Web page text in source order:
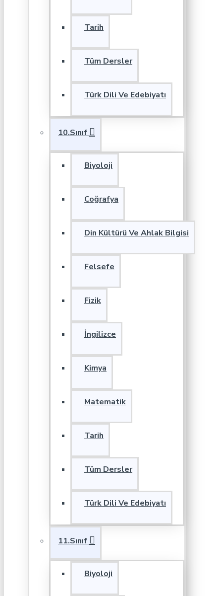
Tarih
Tüm Dersler
Türk Dili Ve Edebiyatı
10.Sınıf
Biyoloji
Coğrafya
Din Kültürü Ve Ahlak Bilgisi
Felsefe
Fizik
İngilizce
Kimya
Matematik
Tarih
Tüm Dersler
Türk Dili Ve Edebiyatı
11.Sınıf
Biyoloji